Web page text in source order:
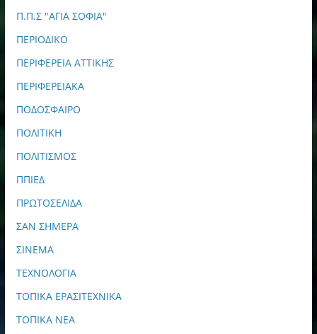
Π.Π.Σ "ΑΓΙΑ ΣΟΦΙΑ"
ΠΕΡΙΟΔΙΚΟ
ΠΕΡΙΦΕΡΕΙΑ ΑΤΤΙΚΗΣ
ΠΕΡΙΦΕΡΕΙΑΚΑ
ΠΟΔΟΣΦΑΙΡΟ
ΠΟΛΙΤΙΚΗ
ΠΟΛΙΤΙΣΜΟΣ
ΠΠΙΕΔ
ΠΡΩΤΟΣΕΛΙΔΑ
ΣΑΝ ΣΗΜΕΡΑ
ΣΙΝΕΜΑ
ΤΕΧΝΟΛΟΓΙΑ
ΤΟΠΙΚΑ ΕΡΑΣΙΤΕΧΝΙΚΑ
ΤΟΠΙΚΑ ΝΕΑ